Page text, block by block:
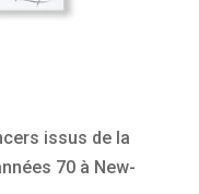
issus de la
70 à New-